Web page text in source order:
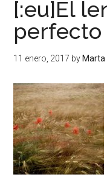
[:eu]El
perfecto
11 enero, 2017 by Marta